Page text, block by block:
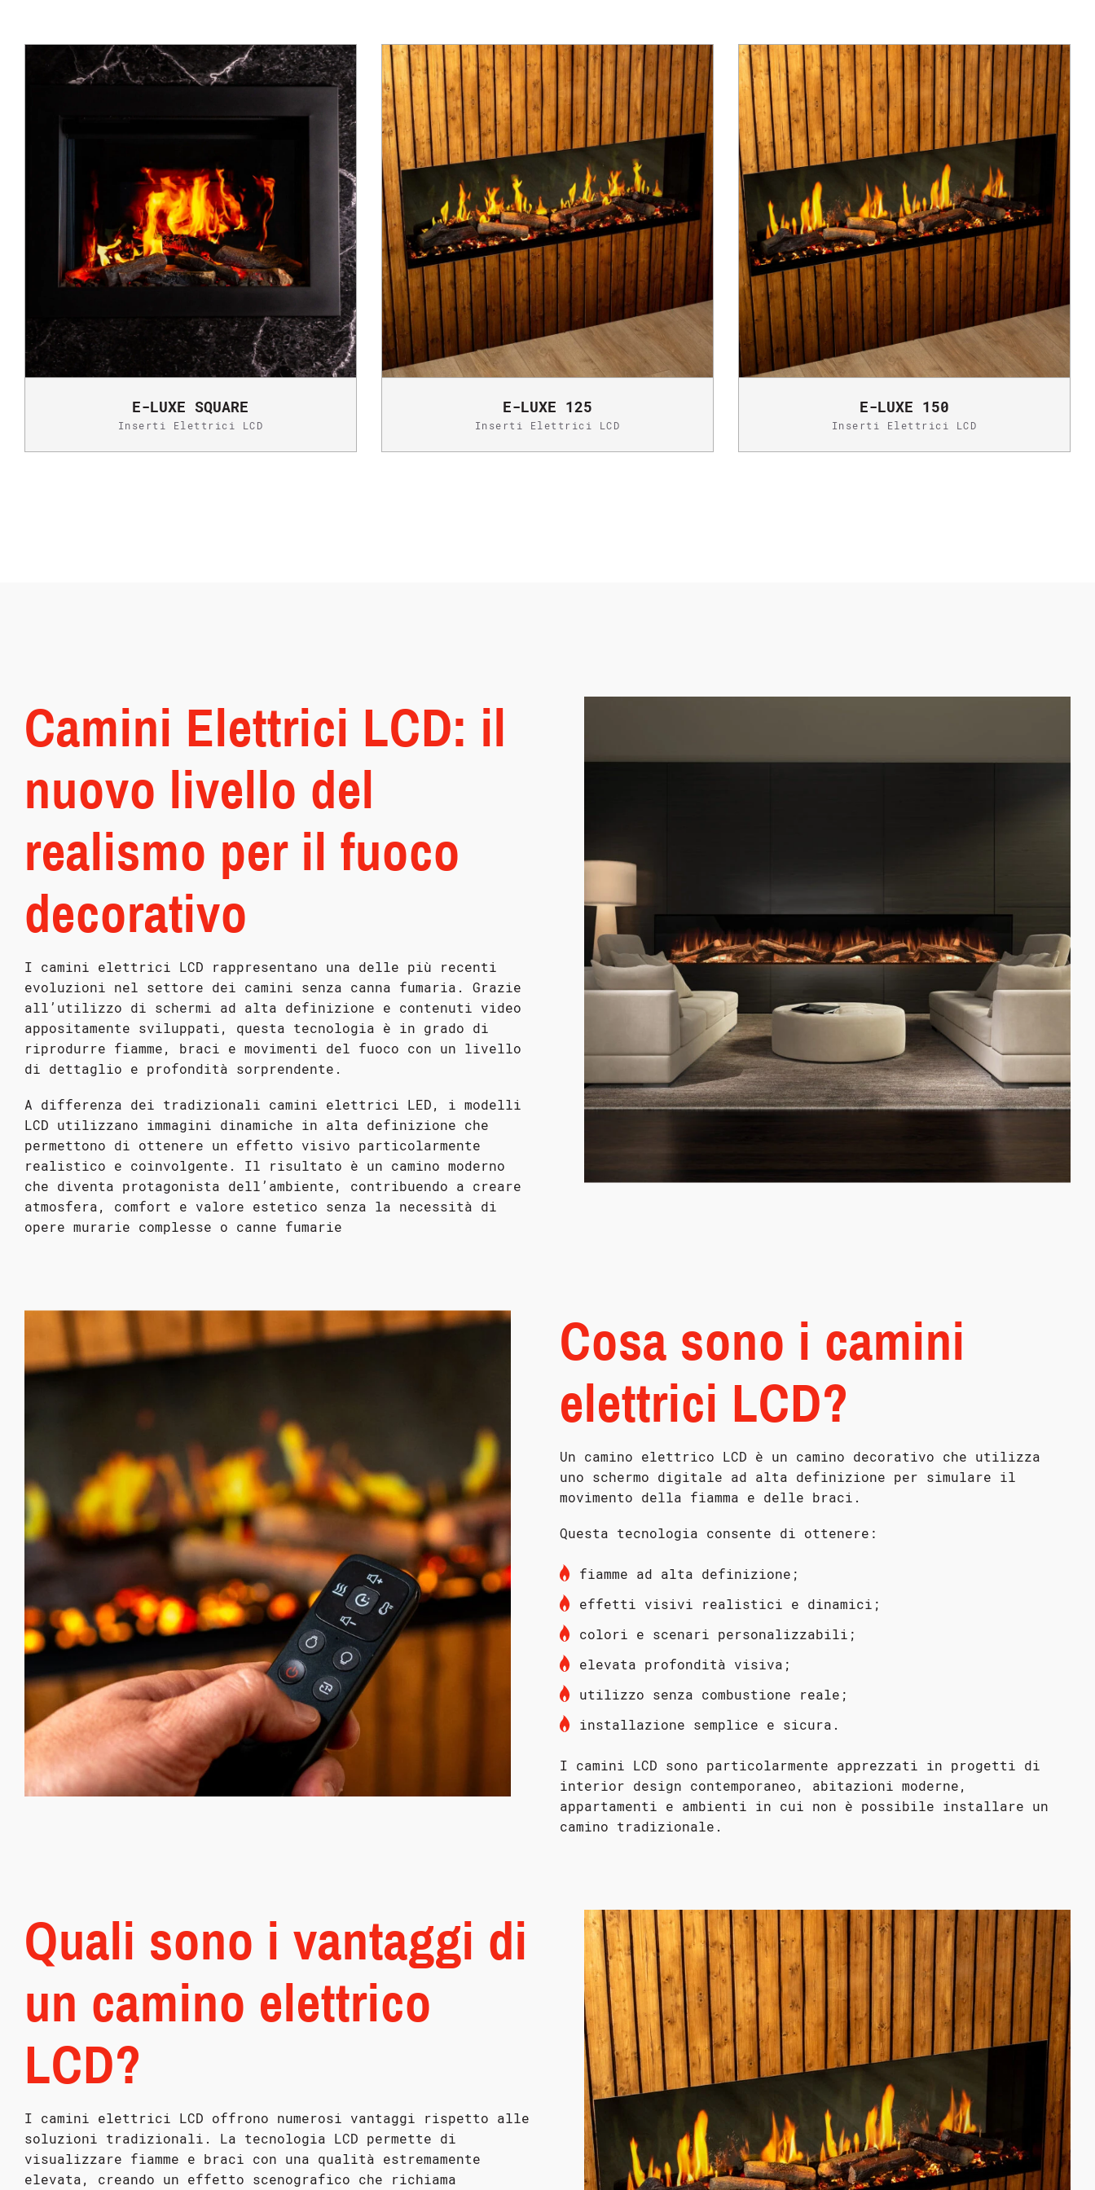
E-LUXE SQUARE
Inserti Elettrici LCD
E-LUXE 125
Inserti Elettrici LCD
E-LUXE 150
Inserti Elettrici LCD
Camini Elettrici LCD: il
nuovo livello del
realismo per il fuoco
decorativo
I camini elettrici LCD rappresentano una delle più recenti
evoluzioni nel settore dei camini senza canna fumaria. Grazie
all’utilizzo di schermi ad alta definizione e contenuti video
appositamente sviluppati, questa tecnologia è in grado di
riprodurre fiamme, braci e movimenti del fuoco con un livello
di dettaglio e profondità sorprendente.
A differenza dei tradizionali camini elettrici LED, i modelli
LCD utilizzano immagini dinamiche in alta definizione che
permettono di ottenere un effetto visivo particolarmente
realistico e coinvolgente. Il risultato è un camino moderno
che diventa protagonista dell’ambiente, contribuendo a creare
atmosfera, comfort e valore estetico senza la necessità di
opere murarie complesse o canne fumarie
Cosa sono i camini
elettrici LCD?
Un camino elettrico LCD è un camino decorativo che utilizza
uno schermo digitale ad alta definizione per simulare il
movimento della fiamma e delle braci.
Questa tecnologia consente di ottenere:
fiamme ad alta definizione;
effetti visivi realistici e dinamici;
colori e scenari personalizzabili;
elevata profondità visiva;
utilizzo senza combustione reale;
installazione semplice e sicura.
I camini LCD sono particolarmente apprezzati in progetti di
interior design contemporaneo, abitazioni moderne,
appartamenti e ambienti in cui non è possibile installare un
camino tradizionale.
Quali sono i vantaggi di
un camino elettrico
LCD?
I camini elettrici LCD offrono numerosi vantaggi rispetto alle
soluzioni tradizionali. La tecnologia LCD permette di
visualizzare fiamme e braci con una qualità estremamente
elevata, creando un effetto scenografico che richiama